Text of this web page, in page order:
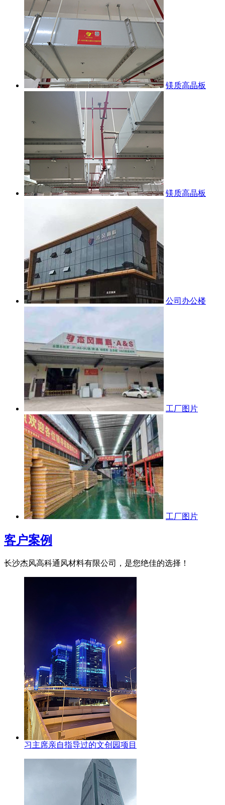
镁质高晶板
镁质高晶板
公司办公楼
工厂图片
工厂图片
客户案例
长沙杰风高科通风材料有限公司，是您绝佳的选择！
习主席亲自指导过的文创园项目